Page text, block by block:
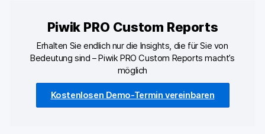
Piwik PRO Custom Reports
Erhalten Sie endlich nur die Insights, die für Sie von
Bedeutung sind – Piwik PRO Custom Reports macht’s
möglich
Kostenlosen Demo-Termin vereinbaren